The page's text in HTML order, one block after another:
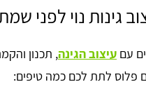
גינות נוי לפני
עם עיצוב הגינה, תכנון
פלוס לתת לכם כמה טיפים: